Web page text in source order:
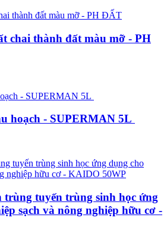
chai thành đất màu mỡ - PH
hoạch - SUPERMAN 5L
trùng tuyến trùng sinh học ứng
sạch và nông nghiệp hữu cơ -